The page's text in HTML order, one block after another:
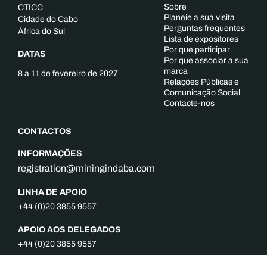
CTICC
Cidade do Cabo
África do Sul
DATAS
8 a 11 de fevereiro de 2027
CONTACTOS
INFORMAÇÕES
registration@miningindaba.com
LINHA DE APOIO
+44 (0)20 3855 9557
APOIO AOS DELEGADOS
+44 (0)20 3855 9557
Sobre
Planeie a sua visita
Perguntas frequentes
Lista de expositores
Por que participar
Por que associar a sua
marca
Relações Públicas e
Comunicação Social
Contacte-nos